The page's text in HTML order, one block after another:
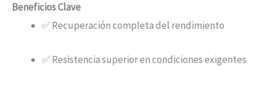
Beneficios Clave
✅ Recuperación completa del rendimiento
✅ Resistencia superior en condiciones exigentes